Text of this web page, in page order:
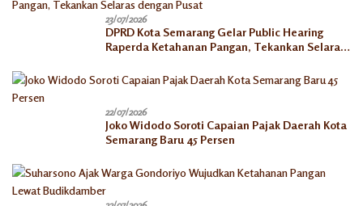
23/07/2026
DPRD Kota Semarang Gelar Public Hearing
Raperda Ketahanan Pangan, Tekankan Selaras
22/07/2026
Joko Widodo Soroti Capaian Pajak Daerah Kota
Semarang Baru 45 Persen